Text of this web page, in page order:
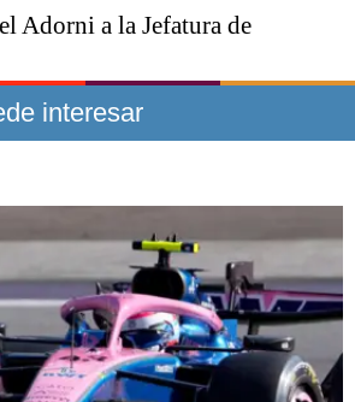
Adorni a la Jefatura de
interesar